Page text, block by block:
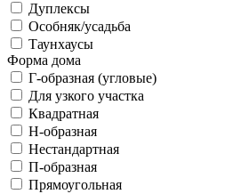
Дуплексы
Особняк/усадьба
Таунхаусы
Форма дома
Г-образная (угловые)
Для узкого участка
Квадратная
Н-образная
Нестандартная
П-образная
Прямоугольная